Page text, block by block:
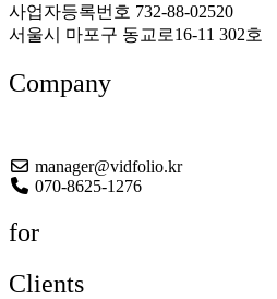
사업자등록번호 732-88-02520
서울시 마포구 동교로16-11 302호
Company
manager@vidfolio.kr
070-8625-1276
for
Clients